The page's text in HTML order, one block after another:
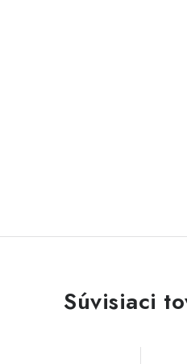
Súvisiaci